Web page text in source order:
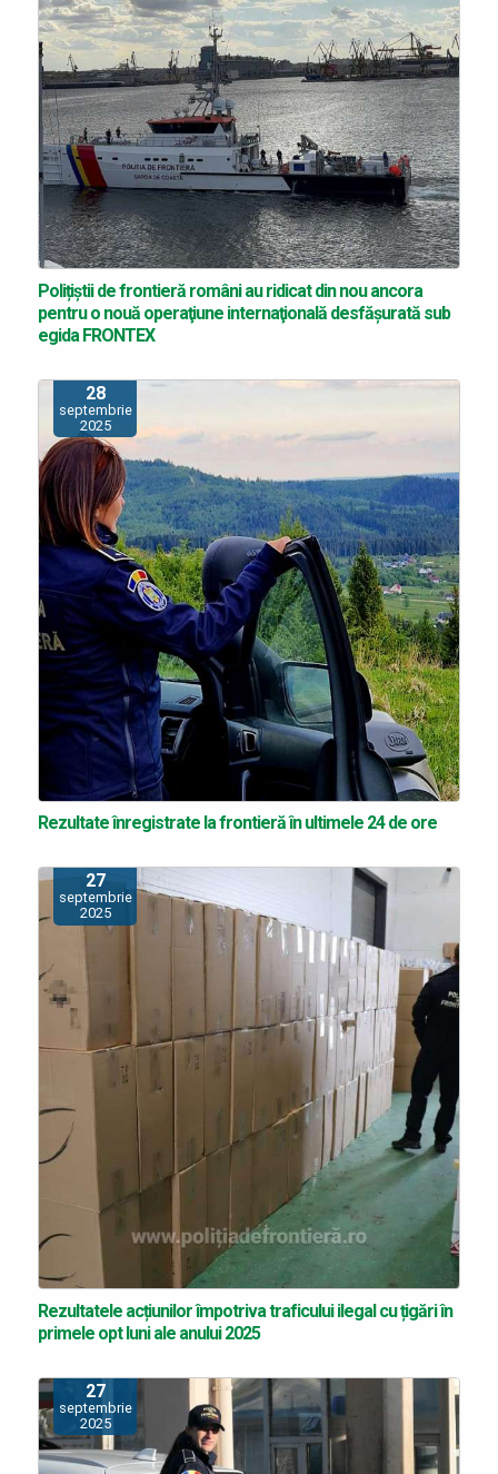
Polițiștii de frontieră români au ridicat din nou ancora
pentru o nouă operaţiune internaţională desfăşurată sub
egida FRONTEX
28
septembrie
2025
Rezultate înregistrate la frontieră în ultimele 24 de ore
27
septembrie
2025
Rezultatele acțiunilor împotriva traficului ilegal cu țigări în
primele opt luni ale anului 2025
27
septembrie
2025